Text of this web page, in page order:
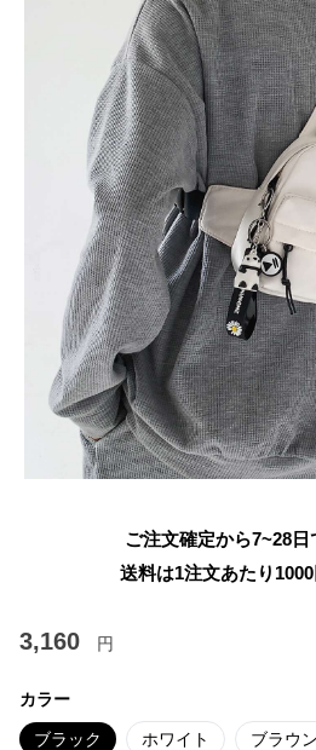
ご注文確定から7~28日
送料は1注文あたり 1000
3,160 円
カラー
ブラック ホワイト ブラウン